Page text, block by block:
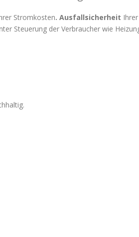
Stromkosten. Ausfallsicherheit
Steuerung der Verbraucher wie